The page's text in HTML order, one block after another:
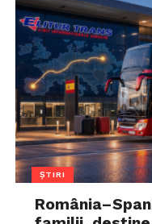
ȘTIRI